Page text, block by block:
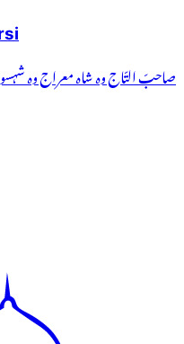
صاحبّ التّاج وہ شاہ معراج وہ شہسوار